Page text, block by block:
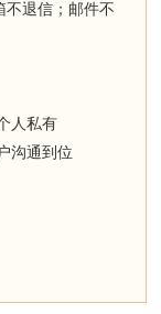
不退信；邮件不
人私有
沟通到位